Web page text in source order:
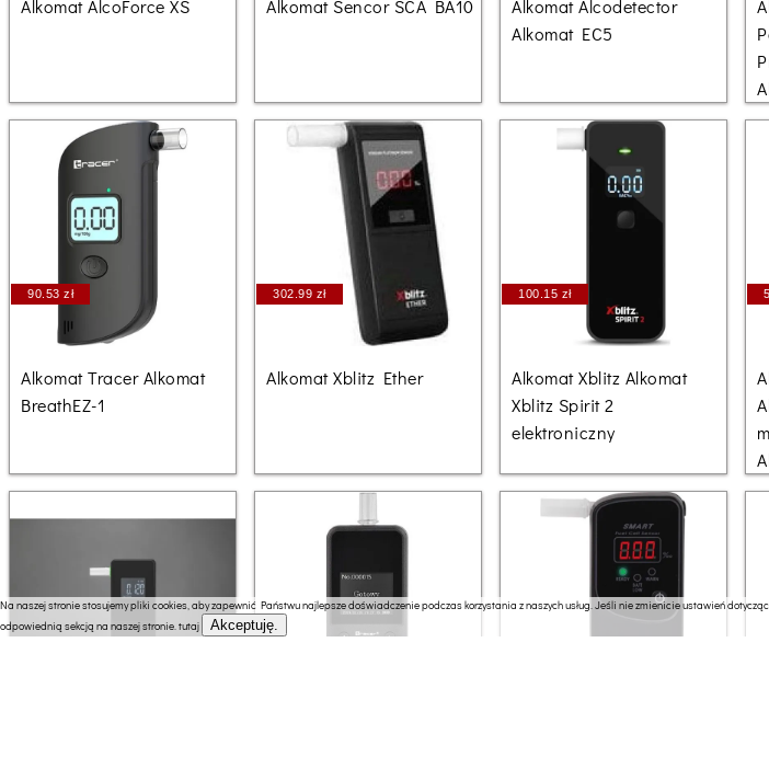
Alkomat AlcoForce XS Alkomat Sencor SCA BA10
Alkomat Alcodetector
Alkomat EC5
90.53 zł
Alkomat Tracer Alkomat
BreathEZ-1
302.99 zł
Alkomat Xblitz Ether
100.15 zł
Alkomat Xblitz Alkomat
Xblitz Spirit 2
elektroniczny
Na naszej stronie stosujemy pliki cookies, aby zapewnić Państwu najlepsze doświadczenie podczas korzystania z naszych usług. Jeśli nie zmienicie ustawień
odpowiednią sekcją na naszej stronie.tutaj Akceptuję.